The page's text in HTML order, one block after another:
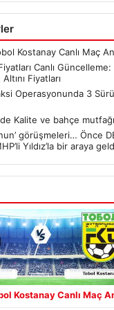
Kostanay Canlı Maç
Canlı
Fiyatları
Operasyonunda 3
Kalite ve bahçe
görüşmeleri… Önce
Yıldız’la bir araya
Kostanay Canlı Maç